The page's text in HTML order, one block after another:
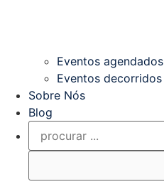
Eventos agendados
Eventos decorridos
Sobre Nós
Blog